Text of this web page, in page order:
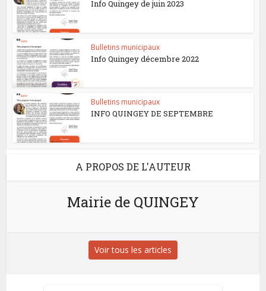
Info Quingey de juin 2023
Bulletins municipaux
Info Quingey décembre 2022
Bulletins municipaux
INFO QUINGEY DE SEPTEMBRE
A PROPOS DE L'AUTEUR
Mairie de QUINGEY
Voir tous les articles